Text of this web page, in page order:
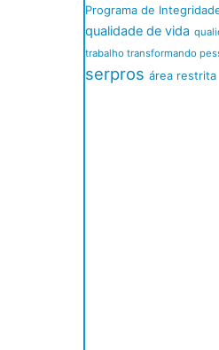
Programa de
qualidade de vida
trabalho transformando
serpros área restrita